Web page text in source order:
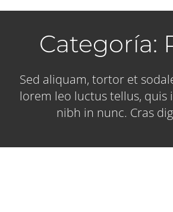
Categoría:
Sed aliquam, tortor et
lorem leo luctus tellus, quis
nibh in nunc. Cras